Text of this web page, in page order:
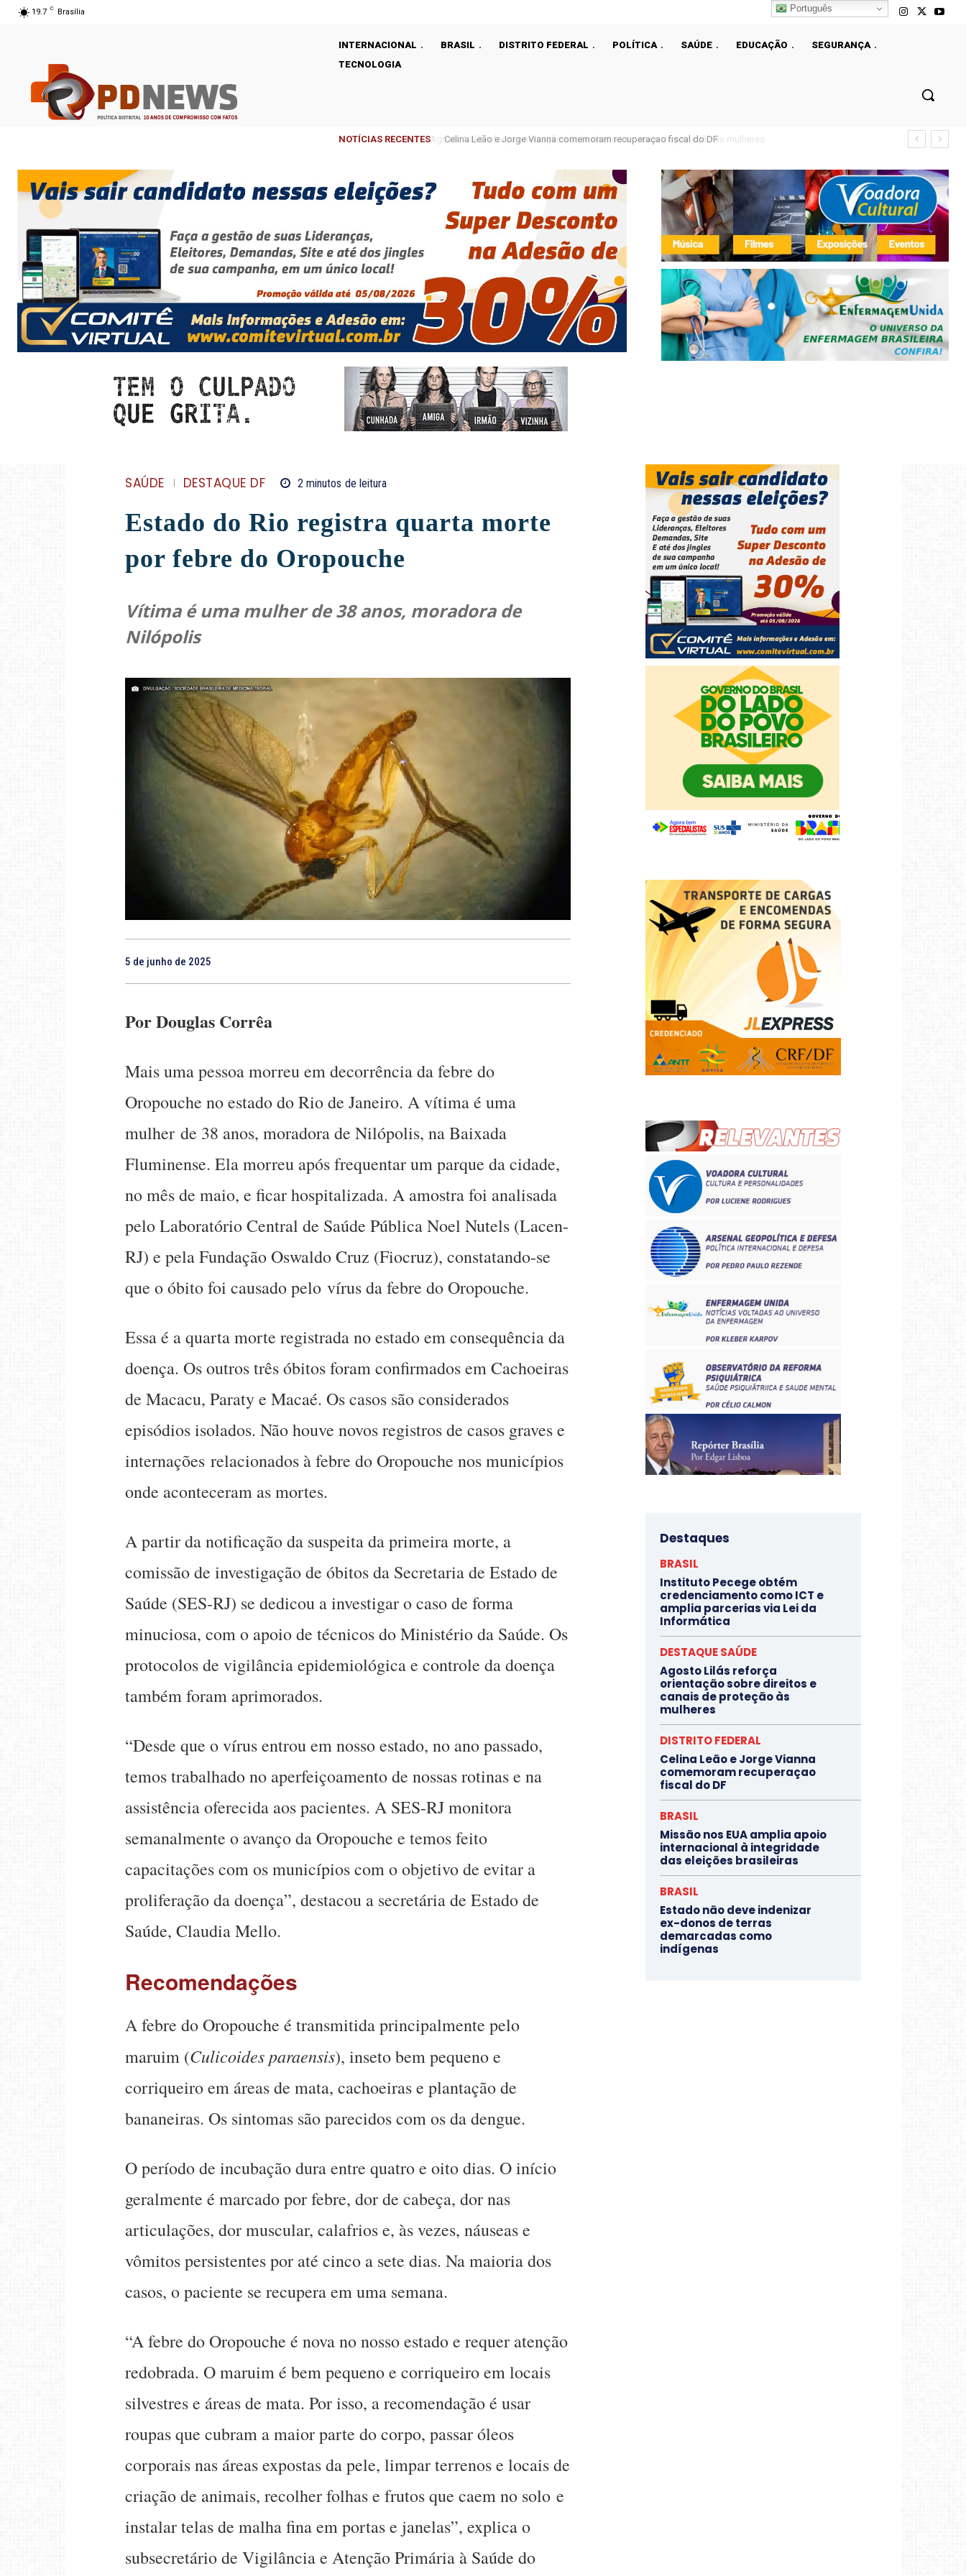
19.7 C Brasília
INTERNACIONAL BRASIL DISTRITO FEDERAL POLÍTICA SAÚDE EDUCAÇÃO
SEGURANÇA
TECNOLOGIA
NOTÍCIAS RECENTES Celina Leão e Jorge Vianna comemoram recuperaçao fiscal do DF
SAÚDE DESTAQUE DF 2 minutos de leitura
Estado do Rio registra quarta morte
por febre do Oropouche
Vítima é uma mulher de 38 anos, moradora de
Nilópolis
5 de junho de 2025
Por Douglas Corrêa
Mais uma pessoa morreu em decorrência da febre do
Oropouche no estado do Rio de Janeiro. A vítima é uma
mulher de 38 anos, moradora de Nilópolis, na Baixada
Fluminense. Ela morreu após frequentar um parque da cidade,
no mês de maio, e ficar hospitalizada. A amostra foi analisada
pelo Laboratório Central de Saúde Pública Noel Nutels (Lacen-
RJ) e pela Fundação Oswaldo Cruz (Fiocruz), constatando-se
que o óbito foi causado pelo vírus da febre do Oropouche.
Essa é a quarta morte registrada no estado em consequência da
doença. Os outros três óbitos foram confirmados em Cachoeiras
de Macacu, Paraty e Macaé. Os casos são considerados
episódios isolados. Não houve novos registros de casos graves e
internações relacionados à febre do Oropouche nos municípios
onde aconteceram as mortes.
A partir da notificação da suspeita da primeira morte, a
comissão de investigação de óbitos da Secretaria de Estado de
Saúde (SES-RJ) se dedicou a investigar o caso de forma
minuciosa, com o apoio de técnicos do Ministério da Saúde. Os
protocolos de vigilância epidemiológica e controle da doença
também foram aprimorados.
“Desde que o vírus entrou em nosso estado, no ano passado,
temos trabalhado no aperfeiçoamento de nossas rotinas e na
assistência oferecida aos pacientes. A SES-RJ monitora
semanalmente o avanço da Oropouche e temos feito
capacitações com os municípios com o objetivo de evitar a
proliferação da doença”, destacou a secretária de Estado de
Saúde, Claudia Mello.
Recomendações
A febre do Oropouche é transmitida principalmente pelo
maruim (Culicoides paraensis), inseto bem pequeno e
corriqueiro em áreas de mata, cachoeiras e plantação de
bananeiras. Os sintomas são parecidos com os da dengue.
O período de incubação dura entre quatro e oito dias. O início
geralmente é marcado por febre, dor de cabeça, dor nas
articulações, dor muscular, calafrios e, às vezes, náuseas e
vômitos persistentes por até cinco a sete dias. Na maioria dos
casos, o paciente se recupera em uma semana.
“A febre do Oropouche é nova no nosso estado e requer atenção
redobrada. O maruim é bem pequeno e corriqueiro em locais
silvestres e áreas de mata. Por isso, a recomendação é usar
roupas que cubram a maior parte do corpo, passar óleos
corporais nas áreas expostas da pele, limpar terrenos e locais de
criação de animais, recolher folhas e frutos que caem no solo e
instalar telas de malha fina em portas e janelas”, explica o
subsecretário de Vigilância e Atenção Primária à Saúde do
Destaques
BRASIL
Instituto Pecege obtém
credenciamento como ICT e
amplia parcerias via Lei da
Informática
DESTAQUE SAÚDE
Agosto Lilás reforça
orientação sobre direitos e
canais de proteção às
mulheres
DISTRITO FEDERAL
Celina Leão e Jorge Vianna
comemoram recuperaçao
fiscal do DF
BRASIL
Missão nos EUA amplia apoio
internacional à integridade
das eleições brasileiras
BRASIL
Estado não deve indenizar
ex-donos de terras
demarcadas como
indígenas
Português